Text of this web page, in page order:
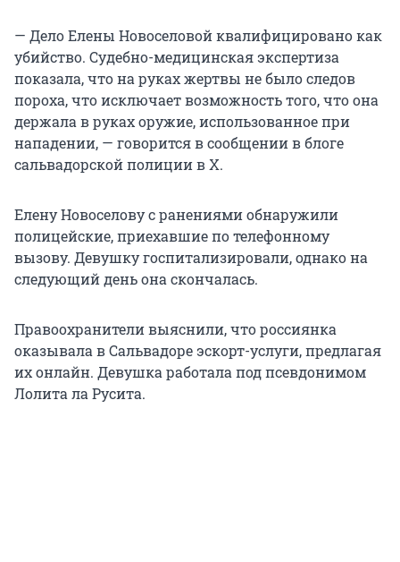
— Дело Елены Новоселовой квалифицировано как
убийство. Судебно-медицинская экспертиза
показала, что на руках жертвы не было следов
пороха, что исключает возможность того, что она
держала в руках оружие, использованное при
нападении, — говорится в сообщении в блоге
сальвадорской полиции в Х.
Елену Новоселову с ранениями обнаружили
полицейские, приехавшие по телефонному
вызову. Девушку госпитализировали, однако на
следующий день она скончалась.
Правоохранители выяснили, что россиянка
оказывала в Сальвадоре эскорт-услуги, предлагая
их онлайн. Девушка работала под псевдонимом
Лолита ла Русита.